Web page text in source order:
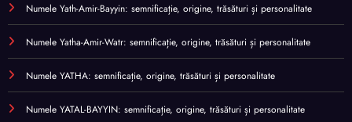
Numele Yath-Amir-Bayyin: semnificație, origine, trăsături și personalitate
Numele Yatha-Amir-Watr: semnificație, origine, trăsături și personalitate
Numele YATHA: semnificație, origine, trăsături și personalitate
Numele YATAL-BAYYIN: semnificație, origine, trăsături și personalitate